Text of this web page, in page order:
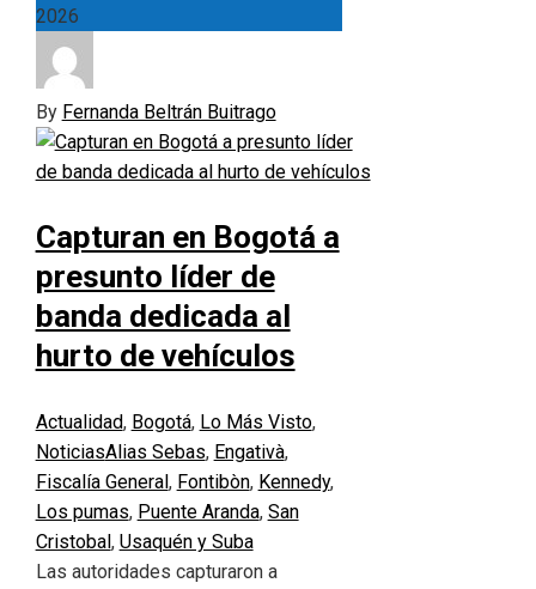
2026
By Fernanda Beltrán Buitrago
Capturan en Bogotá a
presunto líder de
banda dedicada al
hurto de vehículos
Actualidad, Bogotá, Lo Más Visto,
NoticiasAlias Sebas, Engativà,
Fiscalía General , Fontibòn, Kennedy,
Los pumas, Puente Aranda, San
Cristobal , Usaquén y Suba
Las autoridades capturaron a